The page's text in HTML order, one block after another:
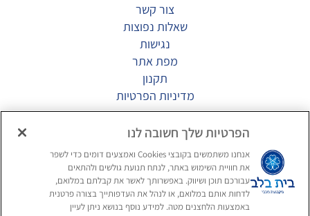
צור קשר
שאלות נפוצות
נגישות
מפת אתר
תקנון
מדיניות הפרטיות
מגזין
דיור מוגן יוקרתי
תרבות הפנאי בדיור המוגן
בריאות מוחית בגיל השלישי
הפרטיות שלך חשובה לנו
אנחנו משתמשים בקובצי Cookies ואמצעים דומים כדי לשפר
את חוויית השימוש באתר, לנתח תנועת גולשים ולהתאים
עבורכם תוכן ושיווק. באפשרותך לאשר את קבלתם במלואם,
לדחות אותם במלואם, או לנהל את העדפותייך בצורה פרטנית
באמצעות הלחצנים מטה. למידע נוסף בנושא ניתן לעיין